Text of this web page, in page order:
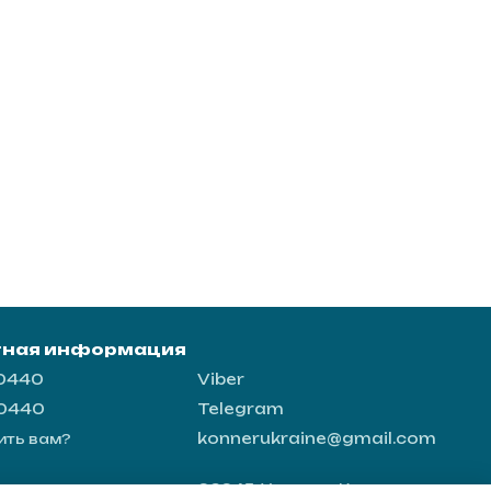
информация
вам?
Viber
Telegram
konnerukraine@gmail.com